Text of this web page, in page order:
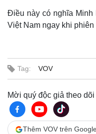
Điều này có nghĩa Minh
Việt Nam ngay khi
Tag: VOV
Mời quý độc giả theo
Thêm VOV trên